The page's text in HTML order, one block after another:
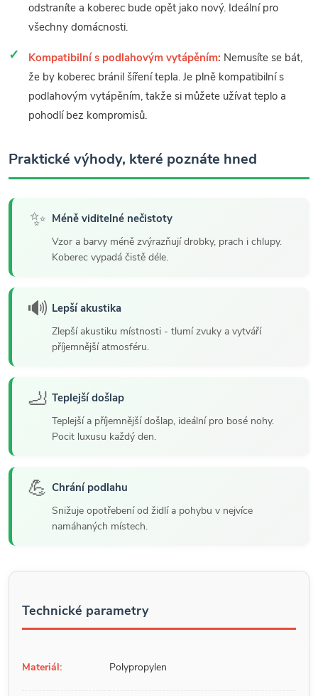
odstraníte a koberec bude opět jako nový. Ideální pro
všechny domácnosti.
Kompatibilní s podlahovým vytápěním: Nemusíte se bát,
že by koberec bránil šíření tepla. Je plně kompatibilní s
podlahovým vytápěním, takže si můžete užívat teplo a
pohodlí bez kompromisů.
Praktické výhody, které poznáte hned
✨ Méně viditelné nečistoty
Vzor a barvy méně zvýrazňují drobky, prach i chlupy.
Koberec vypadá čistě déle.
🔊 Lepší akustika
Zlepší akustiku místnosti - tlumí zvuky a vytváří
příjemnější atmosféru.
🦶 Teplejší došlap
Teplejší a příjemnější došlap, ideální pro bosé nohy.
Pocit luxusu každý den.
💪 Chrání podlahu
Snižuje opotřebení od židlí a pohybu v nejvíce
namáhaných místech.
Technické parametry
Materiál: Polypropylen